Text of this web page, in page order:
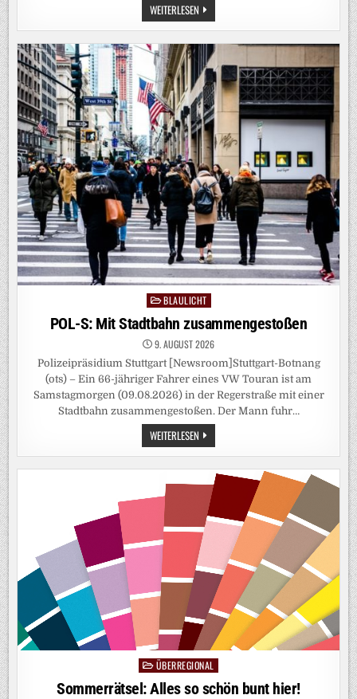
WEITERLESEN STRASSE V
ON H
ORMUS: I
RAN S
TELLT H
ARTE F
ORDERUNGEN V
OR Ö
FFNUNG
Posted
in
BLAULICHT
POL-S: Mit Stadtbahn zusammengestoßen
9. AUGUST 2026
Polizeipräsidium Stuttgart [Newsroom]Stuttgart-Botnang
(ots) – Ein 66-jähriger Fahrer eines VW Touran ist am
Samstagmorgen (09.08.2026) in der Regerstraße mit einer
Stadtbahn zusammengestoßen. Der Mann fuhr…
WEITERLESEN POL-
S:
MIT
ZUSAMMENGESTOSSEN
Posted
in
ÜBERREGIONAL
Sommerrätsel: Alles so schön bunt hier!